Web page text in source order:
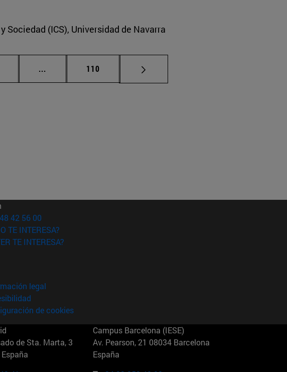
(ICS), Universidad de Navarra
... Páginas intermedias Use TAB para desplazarse.
Página
110
42 56 00
TE INTERESA?
TE INTERESA?
legal
de cookies
de Sta. Marta, 3
Campus Barcelona (IESE)
Av. Pearson, 21 08034 Barcelona
España